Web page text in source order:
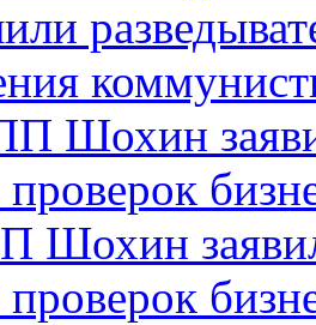
Шохин